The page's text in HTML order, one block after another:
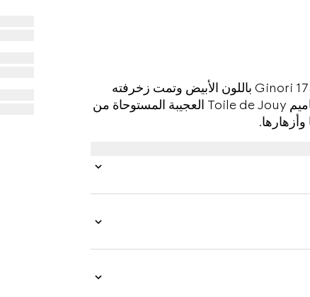
صُنع الفنجان مع صحنه من بورسلين ريتشارد جينوري Ginori 1735 باللون الأبيض وتمت زخرفته
برسم هيرباريوم من غوتشي باللون الأسود، وهو أحد تصاميم Toile de Jouy العجيبة المستوحاة من